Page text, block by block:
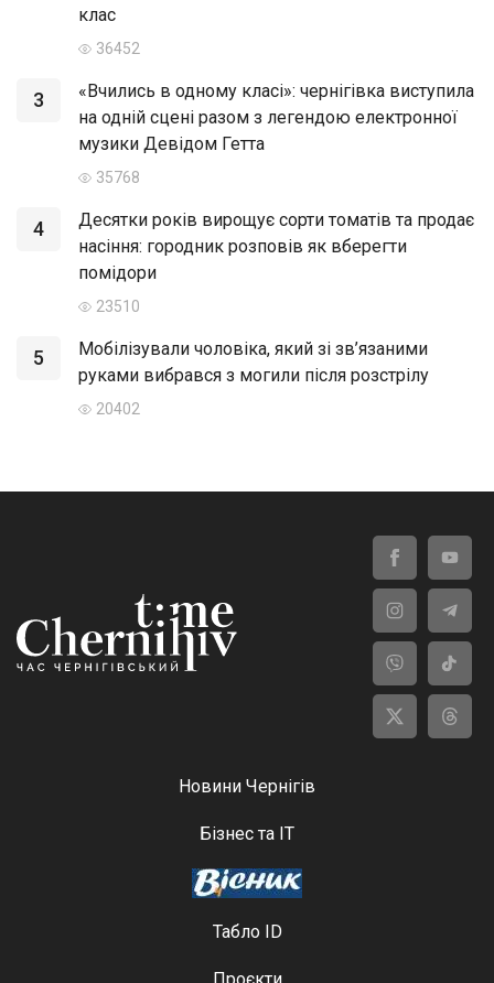
клас
36452
3
«Вчились в одному класі»: чернігівка виступила
на одній сцені разом з легендою електронної
музики Девідом Гетта
35768
4
Десятки років вирощує сорти томатів та продає
насіння: городник розповів як вберегти
помідори
23510
5
Мобілізували чоловіка, який зі зв’язаними
руками вибрався з могили після розстрілу
20402
Новини Чернігів
Бізнес та ІТ
Табло ID